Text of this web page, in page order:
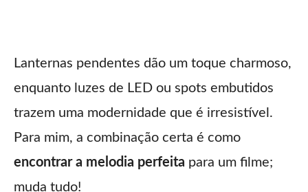
Lanternas pendentes dão um toque charmoso,
enquanto luzes de LED ou spots embutidos
trazem uma modernidade que é irresistível.
Para mim, a combinação certa é como
encontrar a melodia perfeita para um filme;
muda tudo!